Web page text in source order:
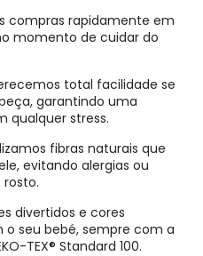
compras rapidamente em
momento de cuidar do
total facilidade se
garantindo uma
qualquer stress.
fibras naturais que
evitando alergias ou
divertidos e cores
seu bebé, sempre com a
TEX® Standard 100.